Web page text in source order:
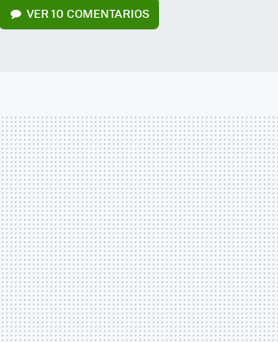
VER10 COMENTARIOS